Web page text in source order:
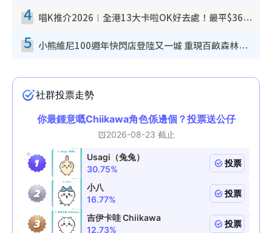
4 唱K推介2026︱全港13大卡啦OK好去處！最平$36起 日文K都有！(附地址+收費詳情)
5 小熊維尼100週年快閃店登陸又一城 重現百畝森林經典場景／獨家限定盲盒登場／專屬DIY香水